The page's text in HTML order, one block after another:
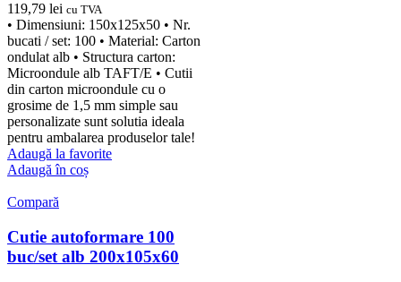
119,79 lei cu TVA
• Dimensiuni: 150x125x50 • Nr.
bucati / set: 100 • Material: Carton
ondulat alb • Structura carton:
Microondule alb TAFT/E • Cutii
din carton microondule cu o
grosime de 1,5 mm simple sau
personalizate sunt solutia ideala
pentru ambalarea produselor tale!
Adaugă la favorite
Adaugă în coș
Compară
Cutie autoformare 100
buc/set alb 200x105x60